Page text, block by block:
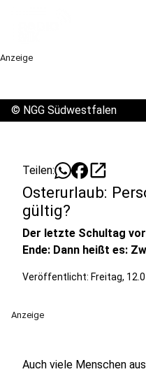
Anzeige
© NGG Südwestfalen
Teilen: open_in_new
Osterurlaub:
gültig?
Der letzte Schultag
Ende: Dann heißt es:
Veröffentlicht: Freitag,
Anzeige
Auch viele Menschen